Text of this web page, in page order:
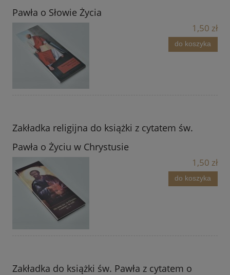
Pawła o Słowie Życia
1,50 zł
do koszyka
Zakładka religijna do książki z cytatem św.
Pawła o Życiu w Chrystusie
1,50 zł
do koszyka
Zakładka do książki św. Pawła z cytatem o